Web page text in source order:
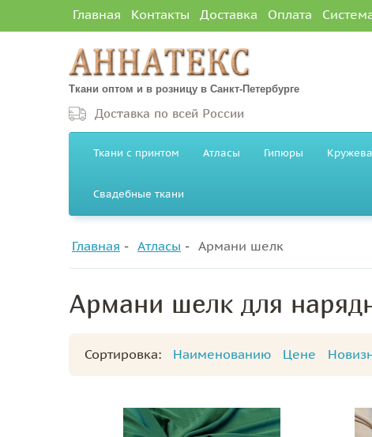
Главная Контакты Доставка Оплата
Ткани оптом и в розницу в Санкт-Петербурге
Доставка по всей России
Ткани с принтом Атласы Гипюры Кружева
Свадебные ткани
Главная Атласы Армани шелк
Армани шелк для
Сортировка: Наименованию Цене